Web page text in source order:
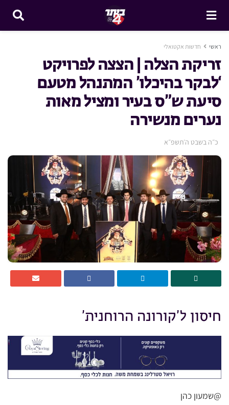
ראשי חדשות אקטואלי
זריקת הצלה | הצצה לפרויקט
‘לבקר בהיכלו’ המתנהל מטעם
סיעת ש”ס בעיר ומציל מאות
נערים מנשירה
כ״ה בשבט ה׳תשפ״א
חיסון ל’קורונה הרוחנית’
@שמעון כהן